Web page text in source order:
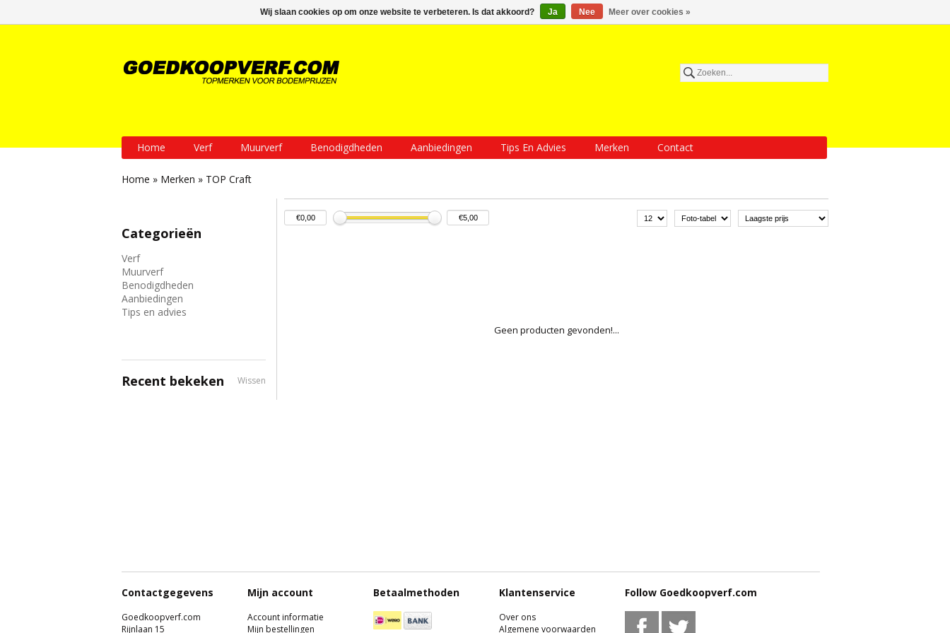
Inloggen Een account aanmaken Mijn winkelwagen €0,00
Home Verf Muurverf Benodigdheden Aanbiedingen Tips En Advies Merken Contact
Home » Merken » TOP Craft
Categorieën
Verf
Muurverf
Benodigdheden
Aanbiedingen
Tips en advies
Recent bekeken Wissen
Geen producten gevonden!...
Contactgegevens
Goedkoopverf.com
Rijnlaan 15
Mijn account
Account informatie
Mijn bestellingen
Betaalmethoden Klantenservice
Over ons
Algemene voorwaarden
Follow Goedkoopverf.com
Wij slaan cookies op om onze website te verbeteren. Is dat akkoord? Ja Nee Meer over cookies »